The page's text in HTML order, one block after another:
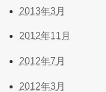
2013年3月
2012年11月
2012年7月
2012年3月